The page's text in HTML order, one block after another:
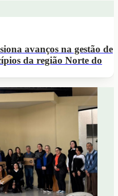
avanços na gestão de
da região Norte do